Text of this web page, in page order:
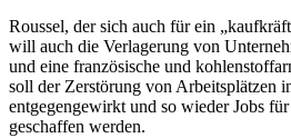
Roussel, der sich auch für ein
will auch die Verlagerung von
und eine französische und
soll der Zerstörung von Arbeitsplätzen
entgegengewirkt und so wieder Jobs
geschaffen werden.